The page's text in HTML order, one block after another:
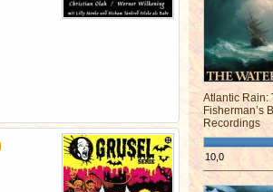
Atlantic Rain:
Fisherman’s
Recordings
10,0